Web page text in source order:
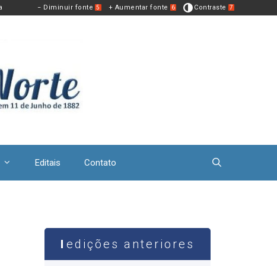
− Diminuir fonte 5 + Aumentar fonte 6 Contraste 7
Editais Contato
edições anteriores